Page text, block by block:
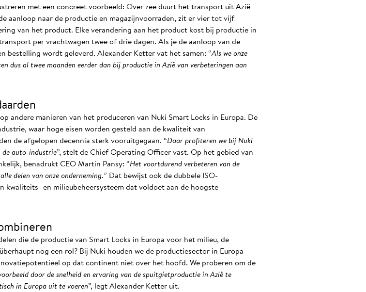
met een concreet voorbeeld: Over zee duurt het transport uit Azië
aanloop naar de productie en magazijnvoorraden, zit er vier tot vijf
van het product. Elke verandering aan het product kost bij productie in
per vrachtwagen twee of drie dagen. Als je de aanloop van de
bestelling wordt geleverd. Alexander Ketter vat het samen: “Als we onze
dus al twee maanden eerder dan bij productie in Azië van verbeteringen aan
andere manieren van het produceren van Nuki Smart Locks in Europa. De
waar hoge eisen worden gesteld aan de kwaliteit van
de afgelopen decennia sterk vooruitgegaan. “Daar profiteren we bij Nuki
de auto-industrie”, stelt de Chief Operating Officer vast. Op het gebied van
benadrukt CEO Martin Pansy: “Het voortdurend verbeteren van de
delen van onze onderneming.” Dat bewijst ook de dubbele ISO-
en milieubeheersysteem dat voldoet aan de hoogste
die de productie van Smart Locks in Europa voor het milieu, de
nog een rol? Bij Nuki houden we de productiesector in Europa
op dat continent niet over het hoofd. We proberen om de
door de snelheid en ervaring van de spuitgietproductie in Azië te
in Europa uit te voeren”, legt Alexander Ketter uit.